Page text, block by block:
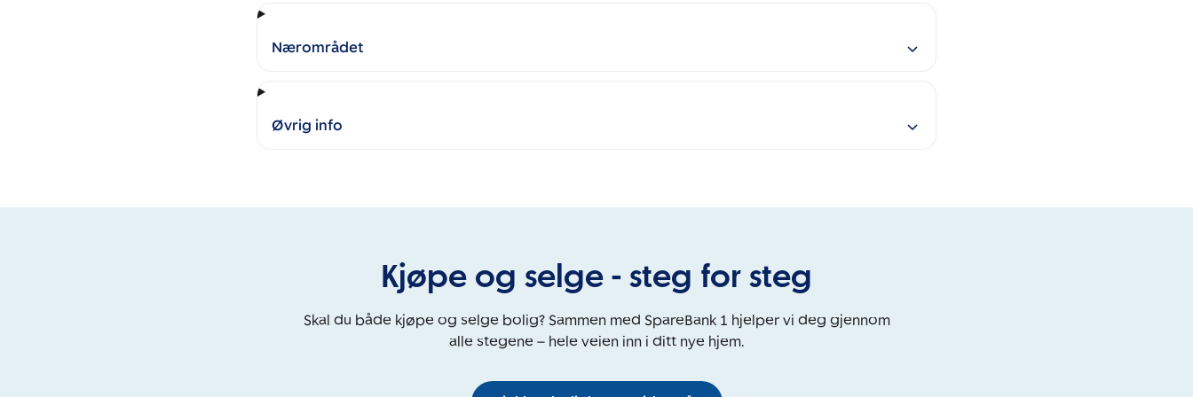
Nærområdet
Øvrig info
Kjøpe og selge - steg for steg
Skal du både kjøpe og selge bolig? Sammen med SpareBank 1 hjelper vi deg gjennom
alle stegene – hele veien inn i ditt nye hjem.